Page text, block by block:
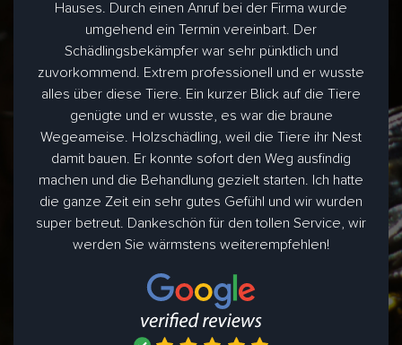
Hauses. Durch einen Anruf bei der Firma wurde
umgehend ein Termin vereinbart. Der
Schädlingsbekämpfer war sehr pünktlich und
zuvorkommend. Extrem professionell und er wusste
alles über diese Tiere. Ein kurzer Blick auf die Tiere
genügte und er wusste, es war die braune
Wegeameise. Holzschädling, weil die Tiere ihr Nest
damit bauen. Er konnte sofort den Weg ausfindig
machen und die Behandlung gezielt starten. Ich hatte
die ganze Zeit ein sehr gutes Gefühl und wir wurden
super betreut. Dankeschön für den tollen Service, wir
werden Sie wärmstens weiterempfehlen!